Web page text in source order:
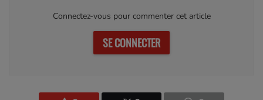
Connectez-vous pour commenter cet article
SE CONNECTER